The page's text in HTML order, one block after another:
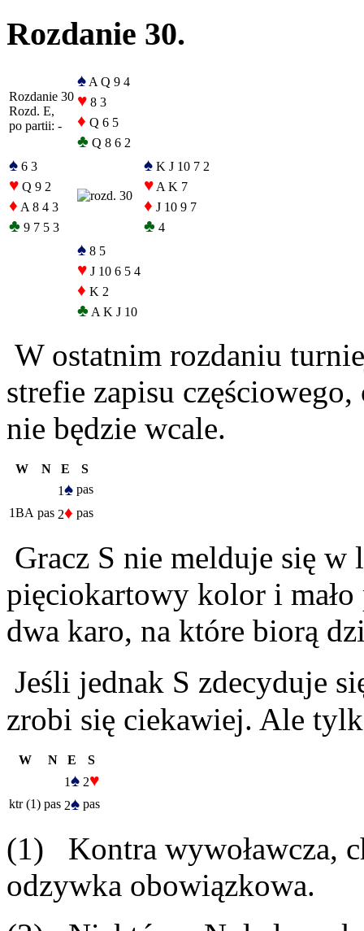
Rozdanie 30.
Rozdanie 30
Rozd. E,
po partii: -
♠ A Q 9 4
♥ 8 3
♦ Q 6 5
♣ Q 8 6 2
♠ 6 3
♥ Q 9 2
♦ A 8 4 3
♣ 9 7 5 3
♠ K J 10 7 2
♥ A K 7
♦ J 10 9 7
♣ 4
♠ 8 5
♥ J 10 6 5 4
♦ K 2
♣ A K J 10
W ostatnim rozdaniu
strefie zapisu
nie będzie wcale.
W N E
S
1♠ pas
1BA pas 2♦ pas
Gracz S nie melduje się
pięciokartowy kolor i
dwa karo, na które biorą
Jeśli jednak S zdecyduje
zrobi się ciekawiej. Ale
W N E
S
1♠ 2♥
ktr (1) pas 2♠ pas
(1) Kontra wywoławcza,
odzywka obowiązkowa.